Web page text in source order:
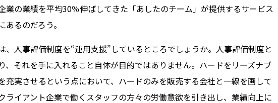
業の業績を平均30％伸ばしてきた「あしたのチーム」が提供するサービス
るのだろう。
、人事評価制度を“運用支援”しているところでしょうか。人事評価制度と
、それを手に入れること自体が目的ではありません。ハードをリーズナブ
充実させるという点において、ハードのみを販売する会社と一線を画して
ライアント企業で働くスタッフの方々の労働意欲を引き出し、業績向上に